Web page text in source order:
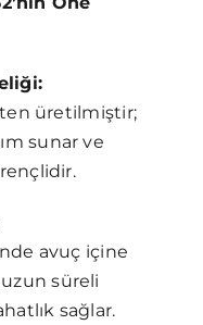
üretilmiştir;
sunar ve
avuç içine
süreli
sağlar.